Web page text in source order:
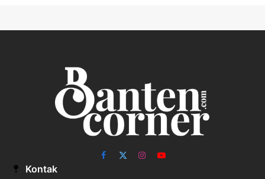
Facebook
X
InstagramYouTube
Kontak